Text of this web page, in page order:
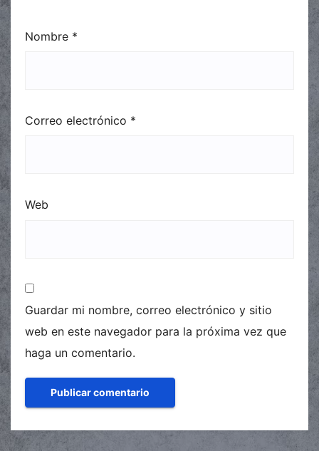
Nombre *
Correo electrónico *
Web
Guardar mi nombre, correo electrónico y sitio
web en este navegador para la próxima vez que
haga un comentario.